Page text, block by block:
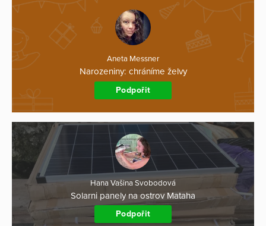
Aneta Messner
Narozeniny: chráníme želvy
Podpořit
Hana Vašina Svobodová
Solarni panely na ostrov Mataha
Podpořit